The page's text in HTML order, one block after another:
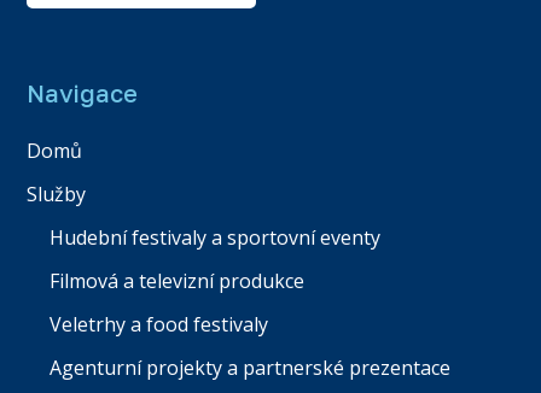
Navigace
Domů
Služby
Hudební festivaly a sportovní eventy
Filmová a televizní produkce
Veletrhy a food festivaly
Agenturní projekty a partnerské prezentace